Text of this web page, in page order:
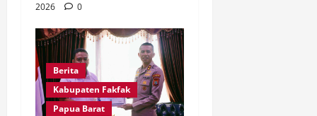
2026
0
Berita
Kabupaten Fakfak
Papua Barat